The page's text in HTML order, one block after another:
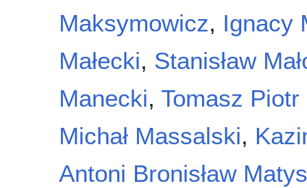
Maksymowicz, Ignacy
Małecki, Stanisław
Manecki, Tomasz
Michał Massalski,
Antoni Bronisław